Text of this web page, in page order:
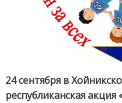
24 сентября в
республиканская